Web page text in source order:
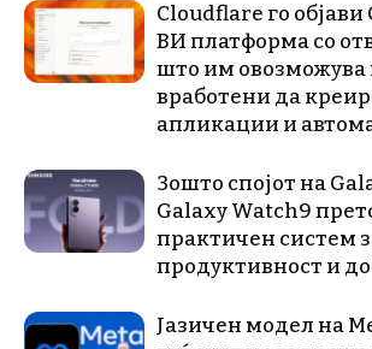
Cloudflare го објави
ВИ платформа со
што им овозможува
вработени да
апликации и
Зошто спојот на
Galaxy Watch9
практичен систем
продуктивност и
Јазичен модел на